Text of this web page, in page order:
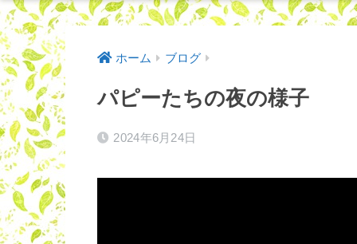
ホーム ブログ
パピーたちの夜の様子
2024年6月24日